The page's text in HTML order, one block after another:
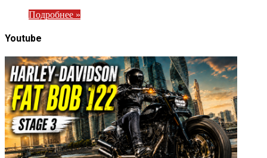
Подробнее »
Youtube